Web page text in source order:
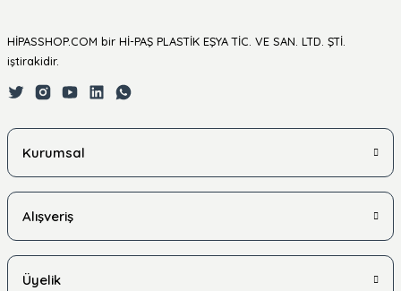
HİPASSHOP.COM bir Hİ-PAŞ PLASTİK EŞYA TİC. VE SAN. LTD. ŞTİ.
iştirakidir.
Kurumsal
Alışveriş
Üyelik